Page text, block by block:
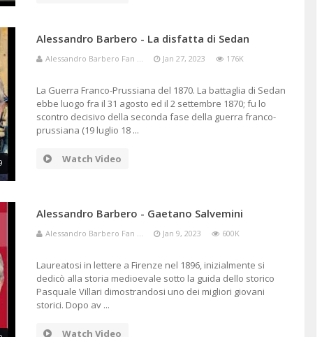
Alessandro Barbero - La disfatta di Sedan
Alessandro Barbero Fan ... Jan 27, 2023 176K
La Guerra Franco-Prussiana del 1870. La battaglia di Sedan
ebbe luogo fra il 31 agosto ed il 2 settembre 1870; fu lo
scontro decisivo della seconda fase della guerra franco-
prussiana (19 luglio 18 ...
Watch Video
Alessandro Barbero - Gaetano Salvemini
Alessandro Barbero Fan ... Jan 9, 2023 600K
Laureatosi in lettere a Firenze nel 1896, inizialmente si
dedicò alla storia medioevale sotto la guida dello storico
Pasquale Villari dimostrandosi uno dei migliori giovani
storici. Dopo av ...
Watch Video